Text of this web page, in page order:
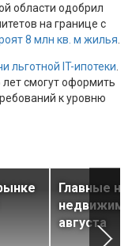
области одобрил
на границе с
8 млн кв. м жилья
льготной IT-ипотеки
лет смогут оформить
к уровню
Главные
августа